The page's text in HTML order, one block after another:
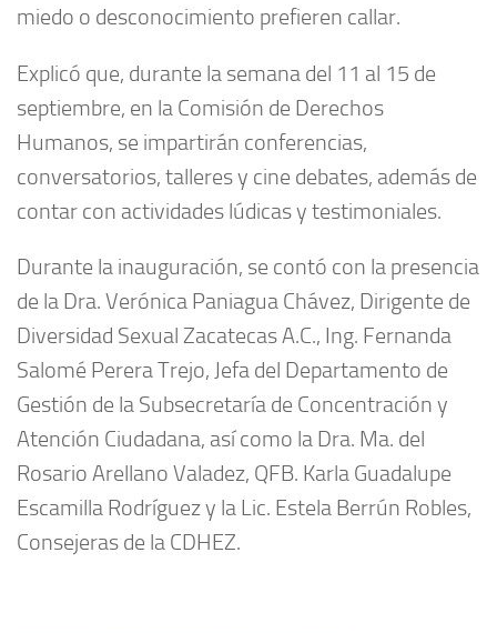
miedo o desconocimiento prefieren callar.
Explicó que, durante la semana del 11 al 15 de
septiembre, en la Comisión de Derechos
Humanos, se impartirán conferencias,
conversatorios, talleres y cine debates, además de
contar con actividades lúdicas y testimoniales.
Durante la inauguración, se contó con la presencia
de la Dra. Verónica Paniagua Chávez, Dirigente de
Diversidad Sexual Zacatecas A.C., Ing. Fernanda
Salomé Perera Trejo, Jefa del Departamento de
Gestión de la Subsecretaría de Concentración y
Atención Ciudadana, así como la Dra. Ma. del
Rosario Arellano Valadez, QFB. Karla Guadalupe
Escamilla Rodríguez y la Lic. Estela Berrún Robles,
Consejeras de la CDHEZ.